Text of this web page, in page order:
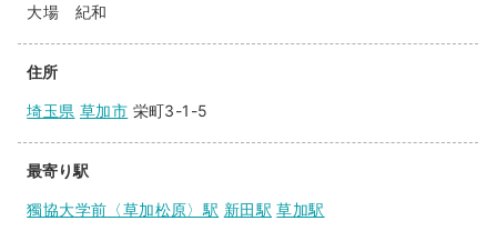
大場 紀和
住所
埼玉県 草加市 栄町3-1-5
最寄り駅
獨協大学前〈草加松原〉駅 新田駅 草加駅